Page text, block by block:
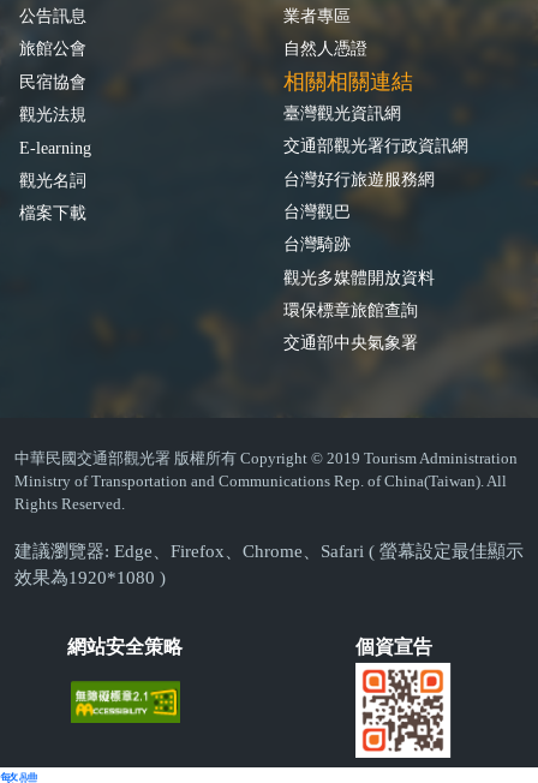
公告訊息
旅館公會
民宿協會
觀光法規
E-learning
觀光名詞
檔案下載
業者專區
自然人憑證
相關相關連結
臺灣觀光資訊網
交通部觀光署行政資訊網
台灣好行旅遊服務網
台灣觀巴
台灣騎跡
觀光多媒體開放資料
環保標章旅館查詢
交通部中央氣象署
中華民國交通部觀光署 版權所有 Copyright © 2019 Tourism Administration
Ministry of Transportation and Communications Rep. of China(Taiwan). All
Rights Reserved.
建議瀏覽器: Edge、Firefox、Chrome、Safari ( 螢幕設定最佳顯示
效果為1920*1080 )
網站安全策略 個資宣告